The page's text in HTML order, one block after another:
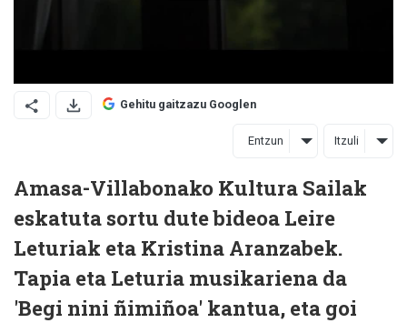
Gehitu gaitzazu Googlen
Entzun Itzuli
Amasa-Villabonako Kultura Sailak
eskatuta sortu dute bideoa Leire
Leturiak eta Kristina Aranzabek.
Tapia eta Leturia musikariena da
'Begi nini ñimiñoa' kantua, eta goi